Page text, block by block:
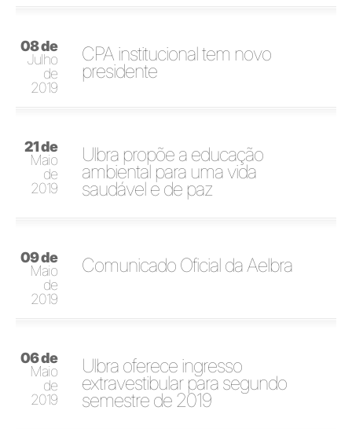
08 de
Julho
de
2019
CPA institucional tem novo
presidente
21 de
Maio
de
2019
Ulbra propõe a educação
ambiental para uma vida
saudável e de paz
09 de
Maio
de
2019
Comunicado Oficial da Aelbra
06 de
Maio
de
2019
Ulbra oferece ingresso
extravestibular para segundo
semestre de 2019